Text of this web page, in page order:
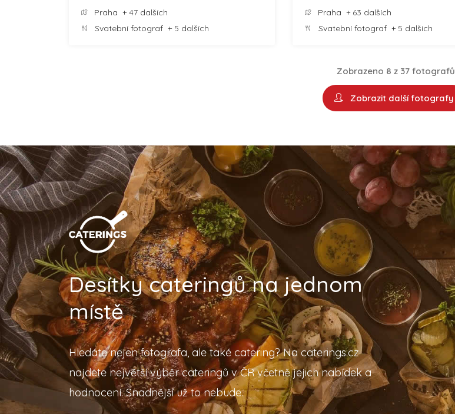
Praha + 47 dalších
Svatební fotograf + 5 dalších
Praha + 63 dalších
Svatební fotograf + 5 dalších
Zobrazeno 8 z 37 fotografů
Zobrazit další fotografy
Desítky cateringů na jednom
místě
Hledáte nejen fotografa, ale také catering? Na caterings.cz
najdete největší výběr cateringů v ČR včetně jejich nabídek a
hodnocení. Snadnější už to nebude.